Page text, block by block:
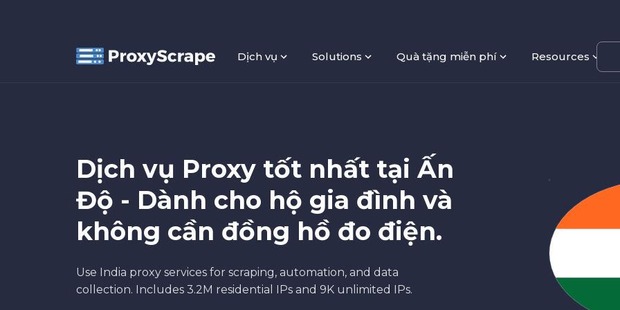
Dịch vụ Solutions Quà tặng miễn phí Resources
Dịch vụ Proxy tốt nhất tại Ấn
Độ - Dành cho hộ gia đình và
không cần đồng hồ đo điện.
Use India proxy services for scraping, automation, and data
collection. Includes 3.2M residential IPs and 9K unlimited IPs.